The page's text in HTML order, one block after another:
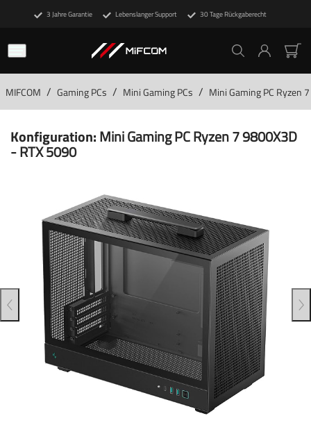
3 Jahre Garantie Lebenslanger Support 30 Tage Rückgaberecht
MIFCOM / Gaming PCs / Mini Gaming PCs / Mini Gaming PC Ryzen
Konfiguration:Mini Gaming PC Ryzen 7 9800X3D
- RTX 5090